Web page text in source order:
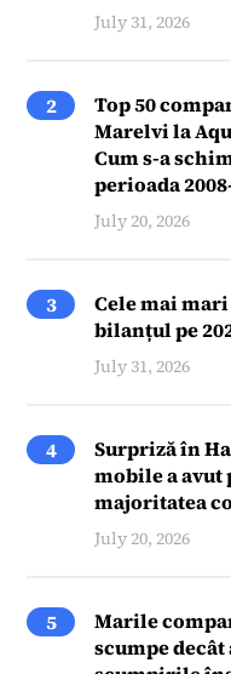
July 31, 2026
2
Top 50
Marelvi la
Cum s-a
perioada
July 20, 2026
3
Cele mai
bilanțul pe
July 31, 2026
4
Surpriză în
mobile a
majoritatea
July 20, 2026
5
Marile
scumpe